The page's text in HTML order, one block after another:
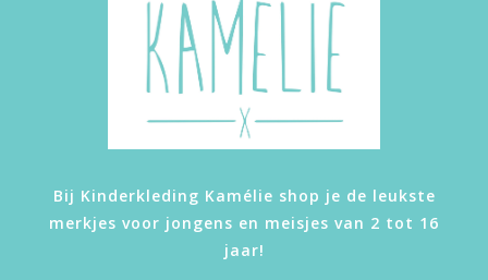
Bij Kinderkleding Kamélie shop je de leukste
merkjes voor jongens en meisjes van 2 tot 16
jaar!